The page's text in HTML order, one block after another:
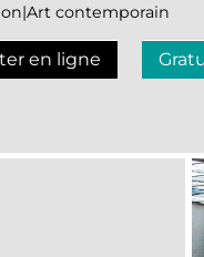
contemporain
en ligne